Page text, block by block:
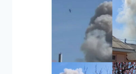
ЛУГАНСЬКІЙ
ОБЛАСТІ